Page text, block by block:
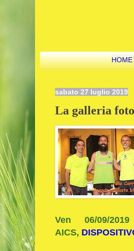
HOME
sabato 27 luglio 2019
La galleria
Ven 06/09/
AICS,